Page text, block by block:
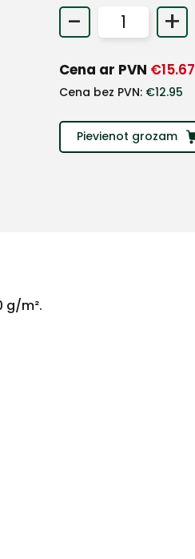
- +
Cena ar PVN €15.67
Cena bez PVN: €12.95
Pievienot grozam
g/m².